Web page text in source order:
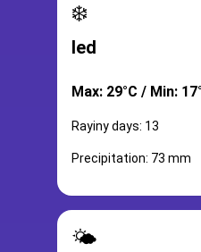
❄️
led
Max: 29°C / Min:
Rayiny days: 13
Precipitation: 73 mm
🌤️